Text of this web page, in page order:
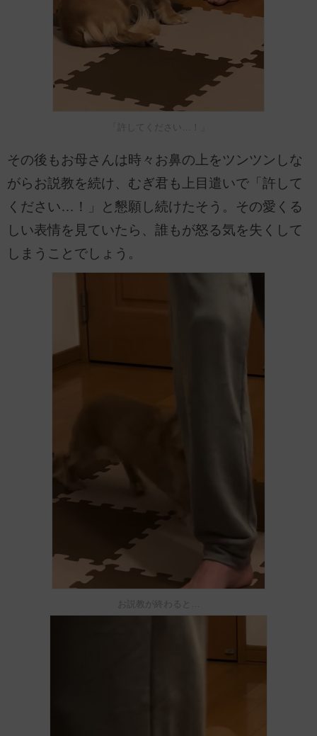
「許してください…！」
その後もお母さんは時々お鼻の上をツンツンしな
がらお説教を続け、むぎ君も上目遣いで「許して
ください…！」と懇願し続けたそう。その愛くる
しい表情を見ていたら、誰もが怒る気を失くして
しまうことでしょう。
お説教が終わると…